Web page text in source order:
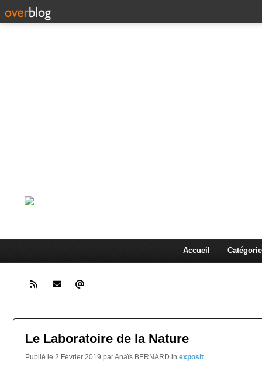
Accueil
Le Laboratoire de la Nature
Publié le 2 Février 2019 par Anaïs BERNARD in exposit